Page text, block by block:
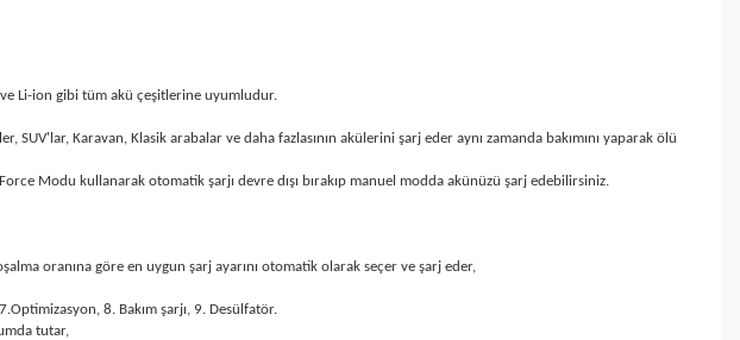
Li-ion gibi tüm akü çeşitlerine uyumludur.
Karavan, Klasik arabalar ve daha fazlasının akülerini şarj eder aynı zamanda bakımını yaparak ölü
Modu kullanarak otomatik şarjı devre dışı bırakıp manuel modda akünüzü şarj edebilirsiniz.
oranına göre en uygun şarj ayarını otomatik olarak seçer ve şarj eder,
8. Bakım şarjı, 9. Desülfatör.
tutar,